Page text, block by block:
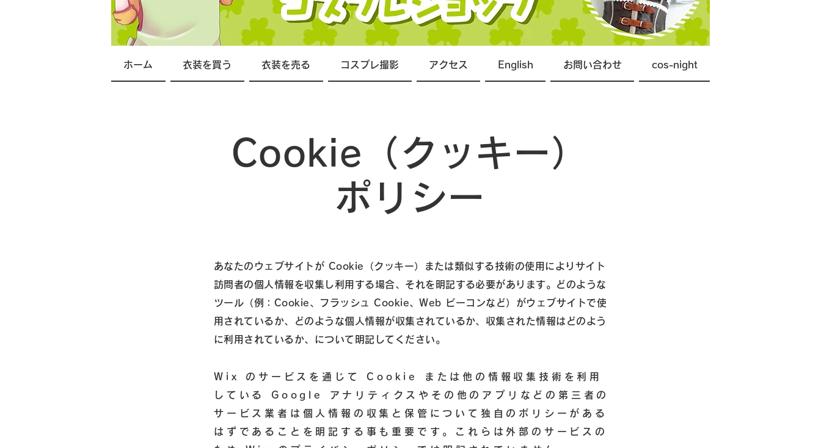
ホーム 衣装を買う 衣装を売る コスプレ撮影 アクセス English お問い合わせ cos-night
Cookie（クッキー）
ポリシー
あなたのウェブサイトが Cookie（クッキー）または類似する技術の使用によりサイト
訪問者の個人情報を収集し利用する場合、それを明記する必要があります。どのような
ツール（例：Cookie、フラッシュ Cookie、Web ビーコンなど）がウェブサイトで使
用されているか、どのような個人情報が収集されているか、収集された情報はどのよう
に利用されているか、について明記してください。
Wix のサービスを通じて Cookie または他の情報収集技術を利用
している Google アナリティクスやその他のアプリなどの第三者の
サービス業者は個人情報の収集と保管について独自のポリシーがある
はずであることを明記する事も重要です。これらは外部のサービスの